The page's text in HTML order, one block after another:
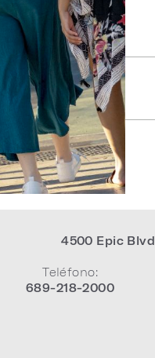
4500 Epic Blvd
Teléfono:
689-218-2000